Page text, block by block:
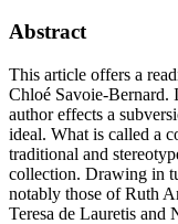
Abstract
This article offers a
Chloé Savoie-Bernard.
author effects a
ideal. What is called a
traditional and
collection. Drawing in
notably those of Ruth
Teresa de Lauretis